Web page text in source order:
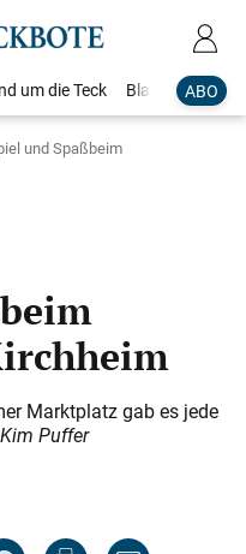
ABO
um die Teck Blaulicht
und Spaßbeim
Marktplatz gab es jede
Puffer